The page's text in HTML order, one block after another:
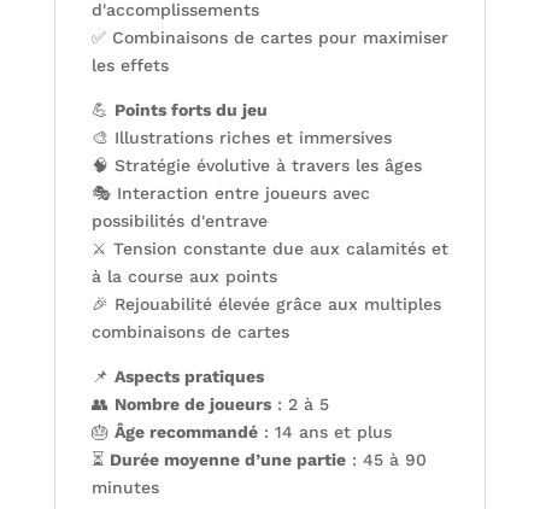
d'accomplissements
✅ Combinaisons de cartes pour maximiser
les effets
💪 Points forts du jeu
🎨 Illustrations riches et immersives
🧠 Stratégie évolutive à travers les âges
🎭 Interaction entre joueurs avec
possibilités d'entrave
⚔️ Tension constante due aux calamités et
à la course aux points
🎉 Rejouabilité élevée grâce aux multiples
combinaisons de cartes
📌 Aspects pratiques
👥 Nombre de joueurs: 2 à 5
🎂 Âge recommandé: 14 ans et plus
⏳ Durée moyenne d’une partie: 45 à 90
minutes